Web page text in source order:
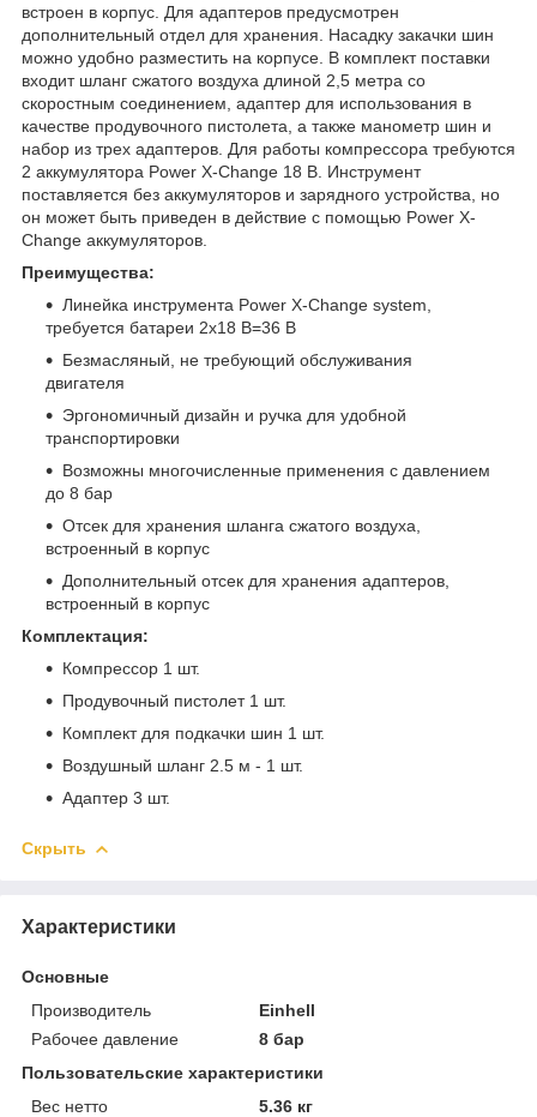
встроен в корпус. Для адаптеров предусмотрен
дополнительный отдел для хранения. Насадку закачки шин
можно удобно разместить на корпусе. В комплект поставки
входит шланг сжатого воздуха длиной 2,5 метра со
скоростным соединением, адаптер для использования в
качестве продувочного пистолета, а также манометр шин и
набор из трех адаптеров. Для работы компрессора требуются
2 аккумулятора Power X-Change 18 В. Инструмент
поставляется без аккумуляторов и зарядного устройства, но
он может быть приведен в действие с помощью Power X-
Change аккумуляторов.
Преимущества:
Линейка инструмента Power X-Change system,
требуется батареи 2x18 В=36 В
Безмасляный, не требующий обслуживания
двигателя
Эргономичный дизайн и ручка для удобной
транспортировки
Возможны многочисленные применения с давлением
до 8 бар
Отсек для хранения шланга сжатого воздуха,
встроенный в корпус
Дополнительный отсек для хранения адаптеров,
встроенный в корпус
Комплектация:
Компрессор 1 шт.
Продувочный пистолет 1 шт.
Комплект для подкачки шин 1 шт.
Воздушный шланг 2.5 м - 1 шт.
Адаптер 3 шт.
Скрыть
Характеристики
Основные
Производитель
Einhell
Рабочее давление
8 бар
Пользовательские характеристики
Вес нетто
5.36 кг